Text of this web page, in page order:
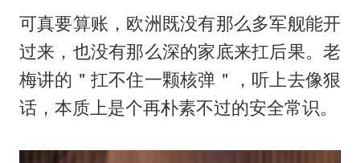
可真要算账，欧洲既没有那么多军舰能开
过来，也没有那么深的家底来扛后果。老
梅讲的＂扛不住一颗核弹＂，听上去像狠
话，本质上是个再朴素不过的安全常识。